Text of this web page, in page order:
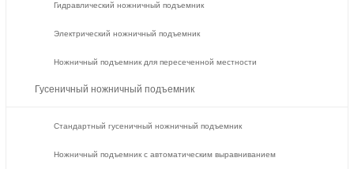
Гидравлический ножничный подъемник
Электрический ножничный подъемник
Ножничный подъемник для пересеченной местности
Гусеничный ножничный подъемник
Стандартный гусеничный ножничный подъемник
Ножничный подъемник с автоматическим выравниванием